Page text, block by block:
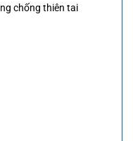
chống thiên tai